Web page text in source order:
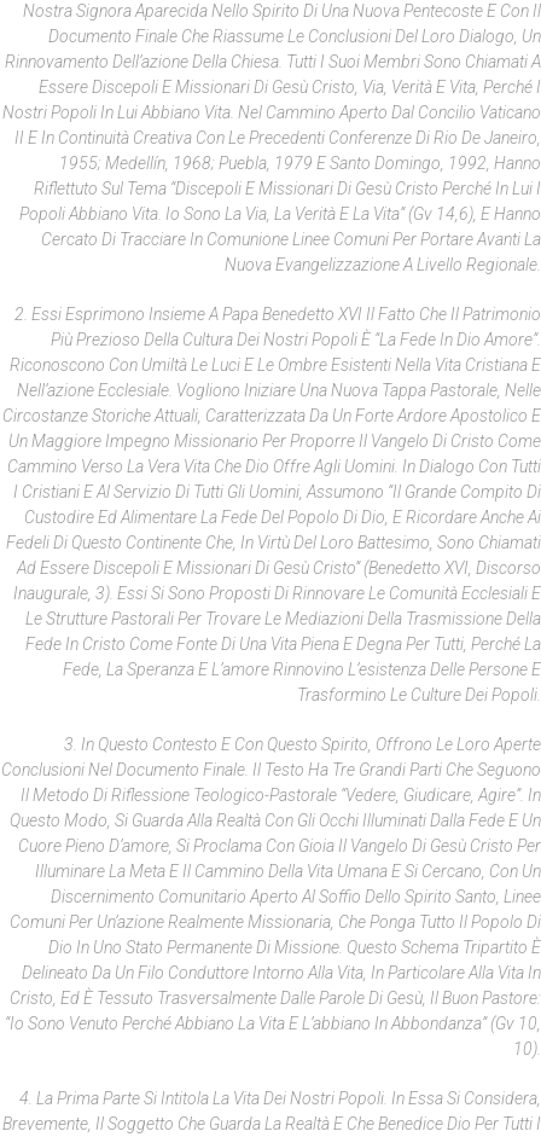
Nostra Signora Aparecida Nello Spirito Di Una Nuova Pentecoste E Con Il
Documento Finale Che Riassume Le Conclusioni Del Loro Dialogo, Un
Rinnovamento Dell’azione Della Chiesa. Tutti I Suoi Membri Sono Chiamati A
Essere Discepoli E Missionari Di Gesù Cristo, Via, Verità E Vita, Perché I
Nostri Popoli In Lui Abbiano Vita. Nel Cammino Aperto Dal Concilio Vaticano
II E In Continuità Creativa Con Le Precedenti Conferenze Di Rio De Janeiro,
1955; Medellín, 1968; Puebla, 1979 E Santo Domingo, 1992, Hanno
Riflettuto Sul Tema “Discepoli E Missionari Di Gesù Cristo Perché In Lui I
Popoli Abbiano Vita. Io Sono La Via, La Verità E La Vita” (Gv 14,6), E Hanno
Cercato Di Tracciare In Comunione Linee Comuni Per Portare Avanti La
Nuova Evangelizzazione A Livello Regionale.
2. Essi Esprimono Insieme A Papa Benedetto XVI Il Fatto Che Il Patrimonio
Più Prezioso Della Cultura Dei Nostri Popoli È “la Fede In Dio Amore”.
Riconoscono Con Umiltà Le Luci E Le Ombre Esistenti Nella Vita Cristiana E
Nell’azione Ecclesiale. Vogliono Iniziare Una Nuova Tappa Pastorale, Nelle
Circostanze Storiche Attuali, Caratterizzata Da Un Forte Ardore Apostolico E
Un Maggiore Impegno Missionario Per Proporre Il Vangelo Di Cristo Come
Cammino Verso La Vera Vita Che Dio Offre Agli Uomini. In Dialogo Con Tutti
I Cristiani E Al Servizio Di Tutti Gli Uomini, Assumono “il Grande Compito Di
Custodire Ed Alimentare La Fede Del Popolo Di Dio, E Ricordare Anche Ai
Fedeli Di Questo Continente Che, In Virtù Del Loro Battesimo, Sono Chiamati
Ad Essere Discepoli E Missionari Di Gesù Cristo” (Benedetto XVI, Discorso
Inaugurale, 3). Essi Si Sono Proposti Di Rinnovare Le Comunità Ecclesiali E
Le Strutture Pastorali Per Trovare Le Mediazioni Della Trasmissione Della
Fede In Cristo Come Fonte Di Una Vita Piena E Degna Per Tutti, Perché La
Fede, La Speranza E L’amore Rinnovino L’esistenza Delle Persone E
Trasformino Le Culture Dei Popoli.
3. In Questo Contesto E Con Questo Spirito, Offrono Le Loro Aperte
Conclusioni Nel Documento Finale. Il Testo Ha Tre Grandi Parti Che Seguono
Il Metodo Di Riflessione Teologico-Pastorale “vedere, Giudicare, Agire”. In
Questo Modo, Si Guarda Alla Realtà Con Gli Occhi Illuminati Dalla Fede E Un
Cuore Pieno D’amore, Si Proclama Con Gioia Il Vangelo Di Gesù Cristo Per
Illuminare La Meta E Il Cammino Della Vita Umana E Si Cercano, Con Un
Discernimento Comunitario Aperto Al Soffio Dello Spirito Santo, Linee
Comuni Per Un’azione Realmente Missionaria, Che Ponga Tutto Il Popolo Di
Dio In Uno Stato Permanente Di Missione. Questo Schema Tripartito È
Delineato Da Un Filo Conduttore Intorno Alla Vita, In Particolare Alla Vita In
Cristo, Ed È Tessuto Trasversalmente Dalle Parole Di Gesù, Il Buon Pastore:
“Io Sono Venuto Perché Abbiano La Vita E L’abbiano In Abbondanza” (Gv 10,
10).
4. La Prima Parte Si Intitola La Vita Dei Nostri Popoli. In Essa Si Considera,
Brevemente, Il Soggetto Che Guarda La Realtà E Che Benedice Dio Per Tutti I